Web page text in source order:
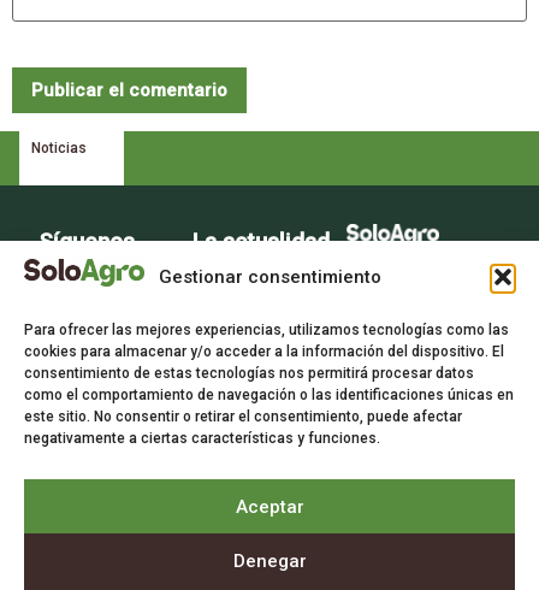
Gestionar consentimiento
Para ofrecer las mejores experiencias, utilizamos tecnologías como las
cookies para almacenar y/o acceder a la información del dispositivo. El
consentimiento de estas tecnologías nos permitirá procesar datos
como el comportamiento de navegación o las identificaciones únicas en
este sitio. No consentir o retirar el consentimiento, puede afectar
negativamente a ciertas características y funciones.
Aceptar
Denegar
Noticias
La voz del sector
La actualidad
del campo en
entrada.
Suscríbete
gratis a
newsletter.
Suscríbete
Síguenos